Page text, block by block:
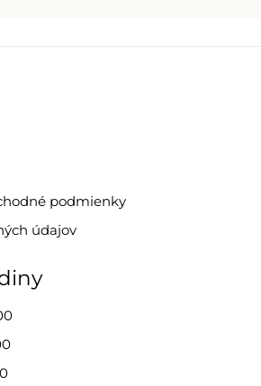
podmienky
údajov